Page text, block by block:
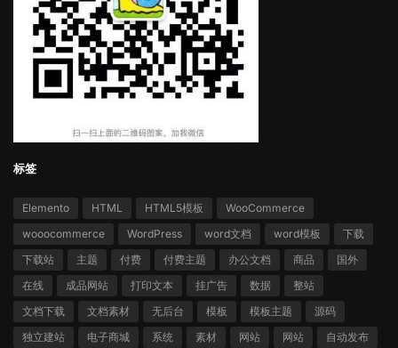
标签
Elemento HTML HTML5模板
WooCommerce
wooocommerce
WordPress word文档 word模板
下载
下载站
主题 付费 付费主题 办公文档 商品
国外
在线
成品网站 打印文本 挂广告 数据
整站
文档下载
文档素材 无后台 模板 模板主题
源码
独立建站
电子商城 系统 素材 网站 网站 自动发布